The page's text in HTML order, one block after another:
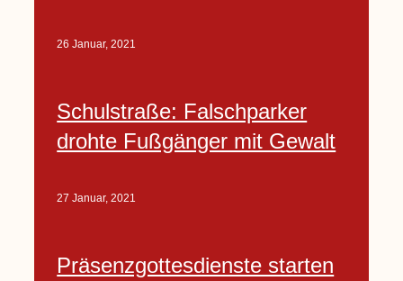
26 Januar, 2021
Schulstraße: Falschparker
drohte Fußgänger mit Gewalt
27 Januar, 2021
Präsenzgottesdienste starten